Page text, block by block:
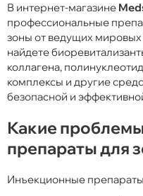
В интернет-магазине
профессиональные
зоны от ведущих мировых
найдете
коллагена,
комплексы и другие
безопасной и
Какие
препараты для
Инъекционные